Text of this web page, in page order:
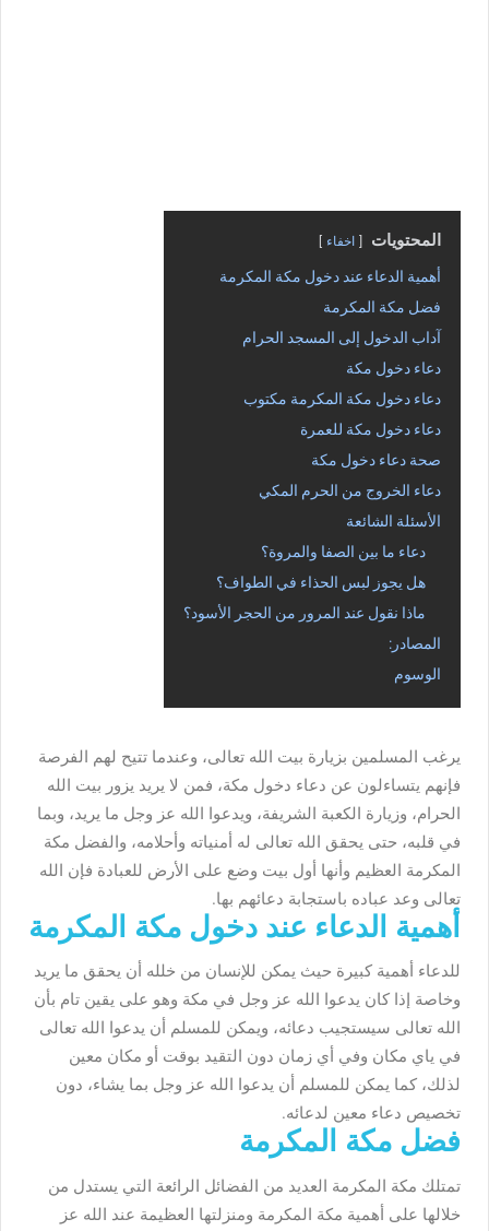
المحتويات اخفاء
أهمية الدعاء عند دخول مكة المكرمة
فضل مكة المكرمة
آداب الدخول إلى المسجد الحرام
دعاء دخول مكة
دعاء دخول مكة المكرمة مكتوب
دعاء دخول مكة للعمرة
صحة دعاء دخول مكة
دعاء الخروج من الحرم المكي
الأسئلة الشائعة
دعاء ما بين الصفا والمروة؟
هل يجوز لبس الحذاء في الطواف؟
ماذا نقول عند المرور من الحجر الأسود؟
المصادر:
الوسوم
يرغب المسلمين بزيارة بيت الله تعالى، وعندما تتيح لهم الفرصة
فإنهم يتساءلون عن دعاء دخول مكة، فمن لا يريد يزور بيت الله
الحرام، وزيارة الكعبة الشريفة، ويدعوا الله عز وجل ما يريد، وبما
في قلبه، حتى يحقق الله تعالى له أمنياته وأحلامه، والفضل مكة
المكرمة العظيم وأنها أول بيت وضع على الأرض للعبادة فإن الله
تعالى وعد عباده باستجابة دعائهم بها.
أهمية الدعاء عند دخول مكة المكرمة
للدعاء أهمية كبيرة حيث يمكن للإنسان من خلله أن يحقق ما يريد
وخاصة إذا كان يدعوا الله عز وجل في مكة وهو على يقين تام بأن
الله تعالى سيستجيب دعائه، ويمكن للمسلم أن يدعوا الله تعالى
في ياي مكان وفي أي زمان دون التقيد بوقت أو مكان معين
لذلك، كما يمكن للمسلم أن يدعوا الله عز وجل بما يشاء، دون
تخصيص دعاء معين لدعائه.
فضل مكة المكرمة
تمتلك مكة المكرمة العديد من الفضائل الرائعة التي يستدل من
خلالها على أهمية مكة المكرمة ومنزلتها العظيمة عند الله عز